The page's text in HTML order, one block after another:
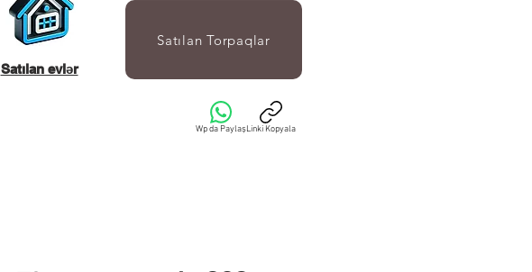
Satılan evlər
Satılan Torpaqlar
Wp da PaylaşLinki Kopyala